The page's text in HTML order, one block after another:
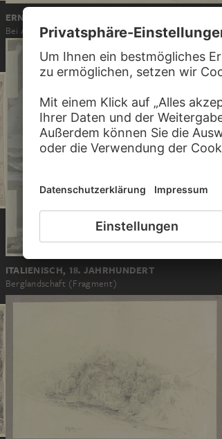
ERNST FRIES
Bei Ariccia, Brunnen bei einem Einsiedlerhäuschen
ITALIENISCH, 18. JAHRHUNDERT
Berglandschaft (Fragment)